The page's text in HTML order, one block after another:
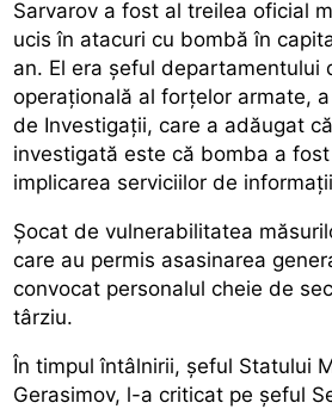
Sarvarov a fost al treilea oficial
ucis în atacuri cu bombă în
an. El era șeful departamentului
operațională al forțelor armate,
de Investigații, care a adăugat
investigată este că bomba a
implicarea serviciilor de
Șocat de vulnerabilitatea
care au permis asasinarea
convocat personalul cheie de
târziu.
În timpul întâlnirii, șeful Statului
Gerasimov, l-a criticat pe șeful